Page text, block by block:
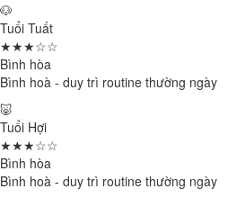
🐶
Tuổi Tuất
★★★☆☆
Bình hòa
Bình hoà - duy trì routine thường ngày
🐷
Tuổi Hợi
★★★☆☆
Bình hòa
Bình hoà - duy trì routine thường ngày